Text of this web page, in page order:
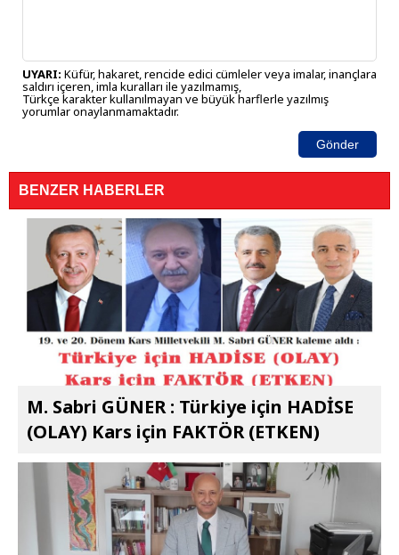
UYARI: Küfür, hakaret, rencide edici cümleler veya imalar, inançlara
saldırı içeren, imla kuralları ile yazılmamış,
Türkçe karakter kullanılmayan ve büyük harflerle yazılmış
yorumlar onaylanmamaktadır.
Gönder
BENZER HABERLER
M. Sabri GÜNER : Türkiye için HADİSE
(OLAY) Kars için FAKTÖR (ETKEN)